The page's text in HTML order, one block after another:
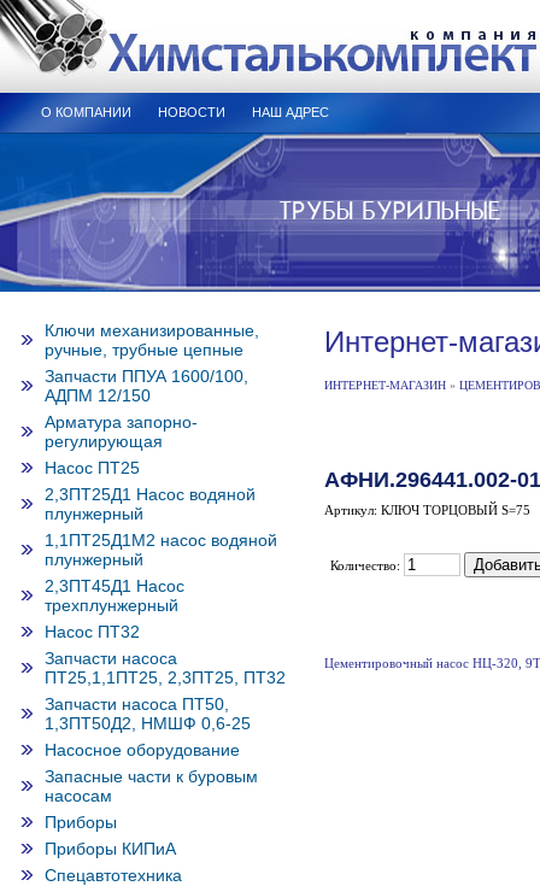
О КОМПАНИИ НОВОСТИ НАШ АДРЕС
Ключи механизированные,
ручные, трубные цепные
Запчасти ППУА 1600/100,
АДПМ 12/150
Арматура запорно-
регулирующая
Насос ПТ25
2,3ПТ25Д1 Насос водяной
плунжерный
1,1ПТ25Д1М2 насос водяной
плунжерный
2,3ПТ45Д1 Насос
трехплунжерный
Насос ПТ32
Запчасти насоса
ПТ25,1,1ПТ25, 2,3ПТ25, ПТ32
Запчасти насоса ПТ50,
1,3ПТ50Д2, НМШФ 0,6-25
Насосное оборудование
Запасные части к буровым
насосам
Приборы
Приборы КИПиА
Спецавтотехника
Интернет-
ИНТЕРНЕТ-МАГАЗИН »
АФНИ.296441.002-01
Артикул: КЛЮЧ ТОРЦОВЫЙ S=75
Количество:
Цементировочный насос НЦ-320,